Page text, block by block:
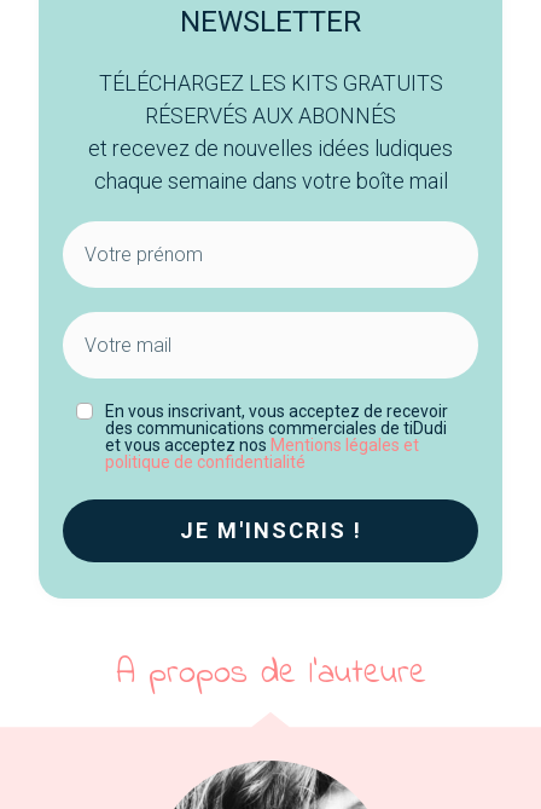
NEWSLETTER
TÉLÉCHARGEZ LES KITS GRATUITS
RÉSERVÉS AUX ABONNÉS
et recevez de nouvelles idées ludiques
chaque semaine dans votre boîte mail
En vous inscrivant, vous acceptez de recevoir
des communications commerciales de tiDudi
et vous acceptez nos Mentions légales et
politique de confidentialité
JE M'INSCRIS !
A propos de l'auteure